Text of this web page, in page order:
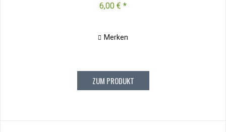
6,00 € *
Merken
ZUM PRODUKT